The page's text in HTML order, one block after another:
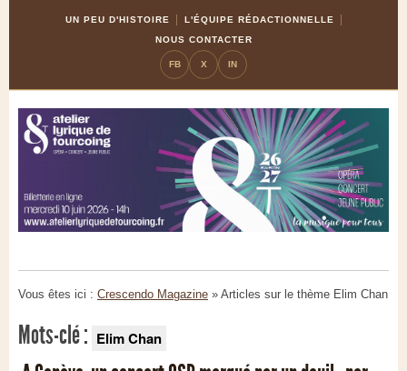
UN PEU D'HISTOIRE
L'ÉQUIPE RÉDACTIONNELLE
NOUS CONTACTER
FB X IN
Vous êtes ici : Crescendo Magazine » Articles sur le thème Elim Chan
Mots-clé : Elim Chan